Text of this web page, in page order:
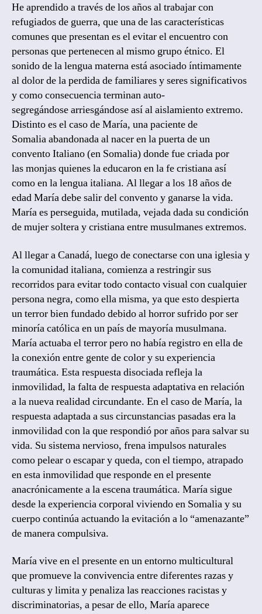
He aprendido a través de los años al trabajar con
refugiados de guerra, que una de las características
comunes que presentan es el evitar el encuentro con
personas que pertenecen al mismo grupo étnico. El
sonido de la lengua materna está asociado íntimamente
al dolor de la perdida de familiares y seres significativos
y como consecuencia terminan auto-
segregándose arriesgándose así al aislamiento extremo.
Distinto es el caso de María, una paciente de
Somalia abandonada al nacer en la puerta de un
convento Italiano (en Somalia) donde fue criada por
las monjas quienes la educaron en la fe cristiana así
como en la lengua italiana. Al llegar a los 18 años de
edad María debe salir del convento y ganarse la vida.
María es perseguida, mutilada, vejada dada su condición
de mujer soltera y cristiana entre musulmanes extremos.
Al llegar a Canadá, luego de conectarse con una iglesia y
la comunidad italiana, comienza a restringir sus
recorridos para evitar todo contacto visual con cualquier
persona negra, como ella misma, ya que esto despierta
un terror bien fundado debido al horror sufrido por ser
minoría católica en un país de mayoría musulmana.
María actuaba el terror pero no había registro en ella de
la conexión entre gente de color y su experiencia
traumática. Esta respuesta disociada refleja la
inmovilidad, la falta de respuesta adaptativa en relación
a la nueva realidad circundante. En el caso de María, la
respuesta adaptada a sus circunstancias pasadas era la
inmovilidad con la que respondió por años para salvar su
vida. Su sistema nervioso, frena impulsos naturales
como pelear o escapar y queda, con el tiempo, atrapado
en esta inmovilidad que responde en el presente
anacrónicamente a la escena traumática. María sigue
desde la experiencia corporal viviendo en Somalia y su
cuerpo continúa actuando la evitación a lo “amenazante”
de manera compulsiva.
María vive en el presente en un entorno multicultural
que promueve la convivencia entre diferentes razas y
culturas y limita y penaliza las reacciones racistas y
discriminatorias, a pesar de ello, María aparece